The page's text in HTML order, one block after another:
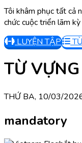
Tôi khâm phục tất cả
chức cuộc triển lãm
LUYỆN TẬP
TỪ
THỨ BA, 10/03/
mandatory